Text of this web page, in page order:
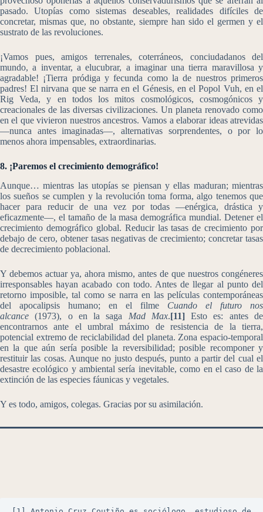
pasado. Utopías como sistemas deseables, realidades difíciles de
concretar, mismas que, no obstante, siempre han sido el germen y el
sustrato de las revoluciones.
¡Vamos pues, amigos terrenales, coterráneos, conciudadanos del
mundo, a inventar, a elucubrar, a imaginar una tierra maravillosa y
agradable! ¡Tierra pródiga y fecunda como la de nuestros primeros
padres! El nirvana que se narra en el Génesis, en el Popol Vuh, en el
Rig Veda, y en todos los mitos cosmológicos, cosmogónicos y
creacionales de las diversas civilizaciones. Un planeta renovado como
en el que vivieron nuestros ancestros. Vamos a elaborar ideas atrevidas
―nunca antes imaginadas―, alternativas sorprendentes, o por lo
menos ahora impensables, extraordinarias.
8. ¡Paremos el crecimiento demográfico!
Aunque… mientras las utopías se piensan y ellas maduran; mientras
los sueños se cumplen y la revolución toma forma, algo tenemos que
hacer para reducir de una vez por todas ―enérgica, drástica y
eficazmente―, el tamaño de la masa demográfica mundial. Detener el
crecimiento demográfico global. Reducir las tasas de crecimiento por
debajo de cero, obtener tasas negativas de crecimiento; concretar tasas
de decrecimiento poblacional.
Y debemos actuar ya, ahora mismo, antes de que nuestros congéneres
irresponsables hayan acabado con todo. Antes de llegar al punto del
retorno imposible, tal como se narra en las películas contemporáneas
del apocalipsis humano; en el filme Cuando el futuro nos
alcance (1973), o en la saga Mad Max.[11]Esto es: antes de
encontrarnos ante el umbral máximo de resistencia de la tierra,
potencial extremo de reciclabilidad del planeta. Zona espacio-temporal
en la que aún sería posible la reversibilidad; posible recomponer y
restituir las cosas. Aunque no justo después, punto a partir del cual el
desastre ecológico y ambiental sería inevitable, como en el caso de la
extinción de las especies fáunicas y vegetales.
Y es todo, amigos, colegas. Gracias por su asimilación.